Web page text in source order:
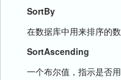
SortBy
在数据库中用来排序的数
SortAscending
一个布尔值，指示是否用